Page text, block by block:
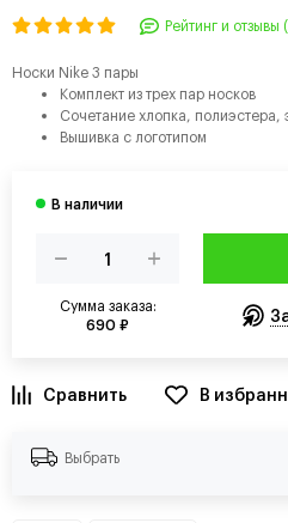
Рейтинг и отзывы
Носки Nike 3 пары
Комплект из трех пар носков
Сочетание хлопка, полиэстера,
Вышивка с логотипом
Сумма заказа:
690 ₽
В
Выбрать